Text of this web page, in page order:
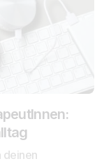
deinen